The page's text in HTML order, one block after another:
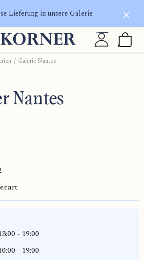
Lieferung in unsere Galerie
Galerie Nantes
Nantes
- 19:00
- 19:00